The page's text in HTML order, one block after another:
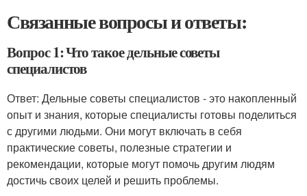
Связанные вопросы и ответы:
Вопрос 1: Что такое дельные советы
специалистов
Ответ: Дельные советы специалистов - это накопленный
опыт и знания, которые специалисты готовы поделиться
с другими людьми. Они могут включать в себя
практические советы, полезные стратегии и
рекомендации, которые могут помочь другим людям
достичь своих целей и решить проблемы.